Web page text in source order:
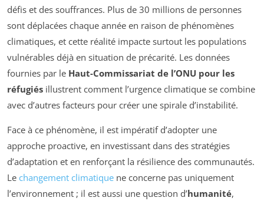
défis et des souffrances. Plus de 30 millions de personnes
sont déplacées chaque année en raison de phénomènes
climatiques, et cette réalité impacte surtout les populations
vulnérables déjà en situation de précarité. Les données
fournies par le Haut-Commissariat de l’ONU pour les
réfugiés illustrent comment l’urgence climatique se combine
avec d’autres facteurs pour créer une spirale d’instabilité.
Face à ce phénomène, il est impératif d’adopter une
approche proactive, en investissant dans des stratégies
d’adaptation et en renforçant la résilience des communautés.
Le changement climatique ne concerne pas uniquement
l’environnement ; il est aussi une question d’humanité,